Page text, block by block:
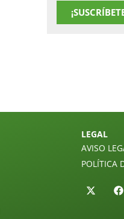
LEGAL
AVISO
POLÍTICA